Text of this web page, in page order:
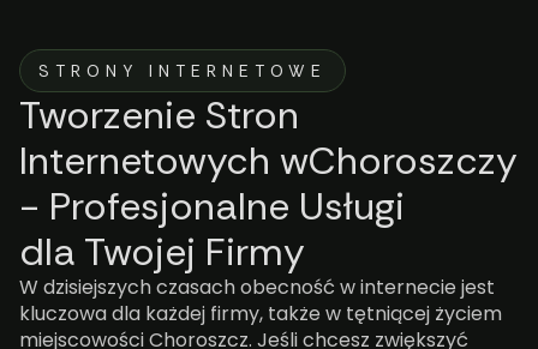
STRONY INTERNETOWE
Tworzenie Stron
Internetowych wChoroszczy
- Profesjonalne Usługi
dla Twojej Firmy
W dzisiejszych czasach obecność w internecie jest
kluczowa dla każdej firmy, także w tętniącej życiem
miejscowości Choroszcz. Jeśli chcesz zwiększyć